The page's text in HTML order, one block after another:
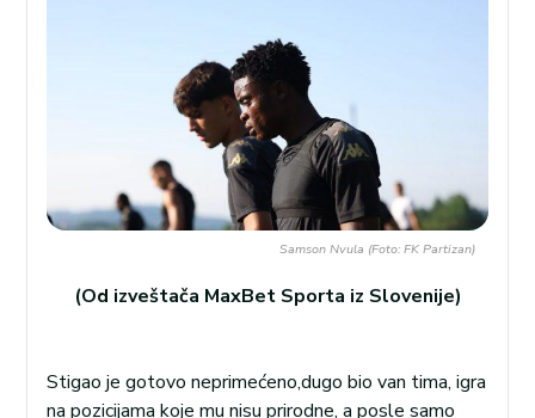
Samson Nvula (Foto: FK Partizan)
(Od izveštača MaxBet Sporta iz Slovenije)
Stigao je gotovo neprimećeno,dugo bio van tima, igra
na pozicijama koje mu nisu prirodne, a posle samo